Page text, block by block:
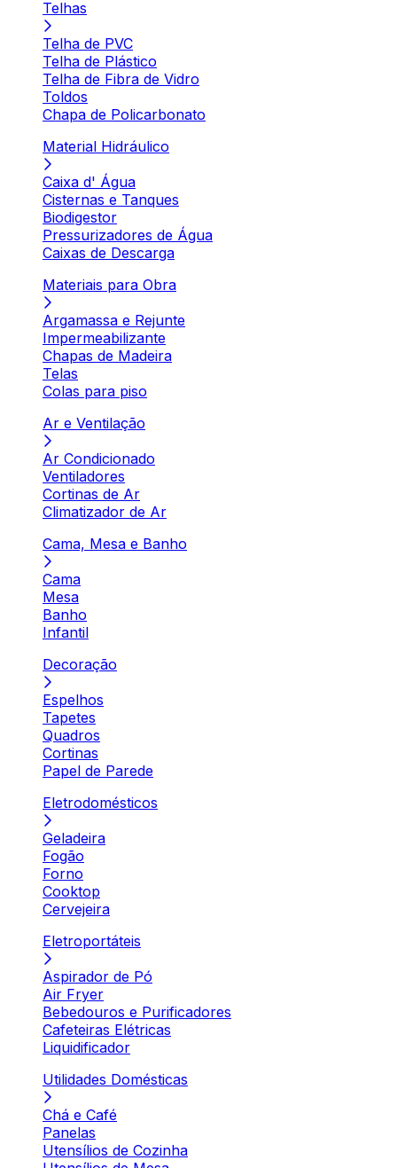
Telhas
Telha de PVC
Telha de Plástico
Telha de Fibra de Vidro
Toldos
Chapa de Policarbonato
Material Hidráulico
Caixa d' Água
Cisternas e Tanques
Biodigestor
Pressurizadores de Água
Caixas de Descarga
Materiais para Obra
Argamassa e Rejunte
Impermeabilizante
Chapas de Madeira
Telas
Colas para piso
Ar e Ventilação
Ar Condicionado
Ventiladores
Cortinas de Ar
Climatizador de Ar
Cama, Mesa e Banho
Cama
Mesa
Banho
Infantil
Decoração
Espelhos
Tapetes
Quadros
Cortinas
Papel de Parede
Eletrodomésticos
Geladeira
Fogão
Forno
Cooktop
Cervejeira
Eletroportáteis
Aspirador de Pó
Air Fryer
Bebedouros e Purificadores
Cafeteiras Elétricas
Liquidificador
Utilidades Domésticas
Chá e Café
Panelas
Utensílios de Cozinha